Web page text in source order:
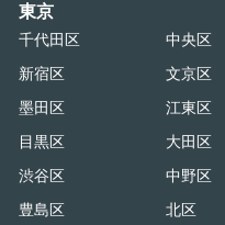
東京
千代田区 中央区
新宿区
文京区
墨田区
江東区
目黒区
大田区
渋谷区
中野区
豊島区
北区